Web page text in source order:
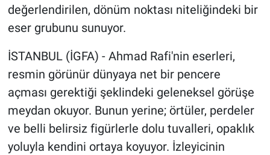
değerlendirilen, dönüm noktası niteliğindeki bir
eser grubunu sunuyor.
İSTANBUL (İGFA) - Ahmad Rafi'nin eserleri,
resmin görünür dünyaya net bir pencere
açması gerektiği şeklindeki geleneksel görüşe
meydan okuyor. Bunun yerine; örtüler, perdeler
ve belli belirsiz figürlerle dolu tuvalleri, opaklık
yoluyla kendini ortaya koyuyor. İzleyicinin